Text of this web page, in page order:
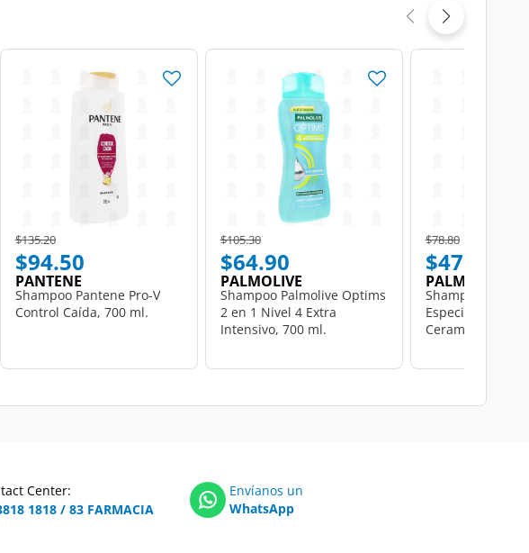
Price reduced from
$135.20to
$94.50
PANTENE
Shampoo Pantene Pro-V
Control Caída, 700 ml.
Price reduced from
$105.30to
$64.90
PALMOLIVE
Shampoo Palmolive Optims
2 en 1 Nivel 4 Extra
Intensivo, 700 ml.
Price reduced from
$78.80to
$47.90
PALMOLIVE
Shampoo
Especialidades
Ceramidas, 750
Center:
1818 / 83 FARMACIA
Envíanos un
WhatsApp